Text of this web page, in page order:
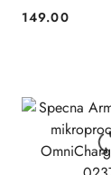
Cena:
149.00